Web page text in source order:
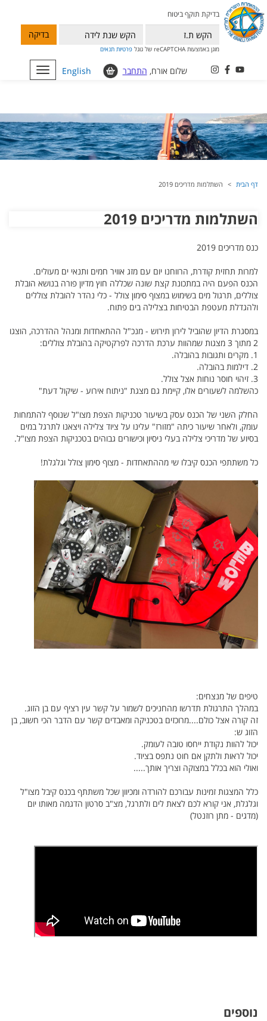
בדיקת תוקף ביטוח
בדיקה
מוגן באמצעות reCAPTCHA של גוגל פרטיות תנאים
Toggle
navigation
English שלום אורח, התחבר
דף הבית השתלמות מדריכים 2019
השתלמות מדריכים 2019
כנס מדריכים 2019
למרות תחזית קודרת, הרווחנו יום עם מזג אוויר חמים ותנאי ים מעולים.
הכנס הפעם היה במתכונת קצת שונה שכללה חוץ מדיון פורה בנושא הובלת
צוללים, תרגול מים בשימוש במצוף סימון צולל - כלי נהדר להובלת צוללים
ולהגדלת מעטפת הבטיחות בצלילה בים פתוח.
במסגרת הדיון שהוביל לירון תירוש - מנכ"ל ההתאחדות ומנהל ההדרכה, הוצגו
2 מתוך 3 מצגות שמהוות ערכת הדרכה לפרקטיקה בהובלת צוללים:
1. מקרים ותגובות בהובלה.
2. דילמות בהובלה.
3. זיהוי חוסר נוחות אצל צולל.
כהשלמה לשעורים אלו, קיימת גם מצגת "ניתוח אירוע - שיקול דעת"
החלק השני של הכנס עסק בשיעור טכניקות הצפת מצו"ל שנוסף להתמחות
עומק, ולאחר שיעור כיתה "מזורז" עלינו על ציוד צלילה ויצאנו לתרגל במים
בסיוע של מדריכי צלילה בעלי ניסיון וכישורים גבוהים בטכניקות הצפת מצו"ל.
כל משתתפי הכנס קיבלו שי מההתאחדות - מצוף סימון צולל וגלגלת!
טיפים של מנצחים:
במהלך התרגולת תדרשו מהחניכים לשמור על קשר עין רציף עם בן הזוג.
זה קורה אצל כולם....מרוכזים בטכניקה ומאבדים קשר עם הדבר הכי חשוב, בן
הזוג ש:
יכול להוות נקודת ייחסו טובה לעומק.
יכול לראות ולתקן אם חוט נתפס בציוד.
ואולי הוא בכלל במצוקה וצריך אותך.....
כלל המצגות זמינות עבורכם להורדה ומכיוון שכל משתתף בכנס קיבל מצו"ל
וגלגלת, אני קורא לכם לצאת לים ולתרגל, מצ"ב סרטון הדגמה מאותו יום
(מדגים - מתן רוזנטל)
נוספים